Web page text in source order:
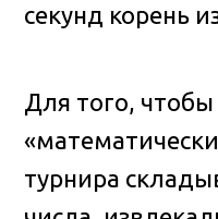
секунд корень
Для того, чтобы
турнира